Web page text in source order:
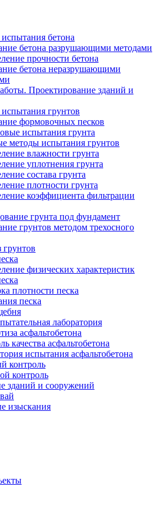
бетона
бетона разрушающими методами
прочности бетона
бетона неразрушающими
Проектирование зданий и
грунтов
формовочных песков
испытания грунта
методы испытания грунтов
влажности грунта
уплотнения грунта
состава грунта
плотности грунта
коэффициента фильтрации
грунта под фундамент
грунтов методом трехосного
грунтов
физических характеристик
плотности песка
песка
лаборатория
асфальтобетона
качества асфальтобетона
испытания асфальтобетона
контроль
контроль
зданий и сооружений
изыскания